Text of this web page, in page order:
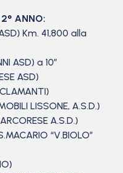
2° ANNO:
Km. 41,800 alla
ASD) a 10″
ASD)
LISSONE, A.S.D.)
A.S.D.)
“V.BIOLO”